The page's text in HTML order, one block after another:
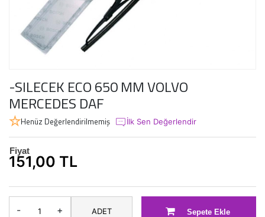
-SILECEK ECO 650 MM VOLVO
MERCEDES DAF
Henüz Değerlendirilmemiş İlk Sen Değerlendir
Fiyat
151,00 TL
- + ADET Sepete Ekle